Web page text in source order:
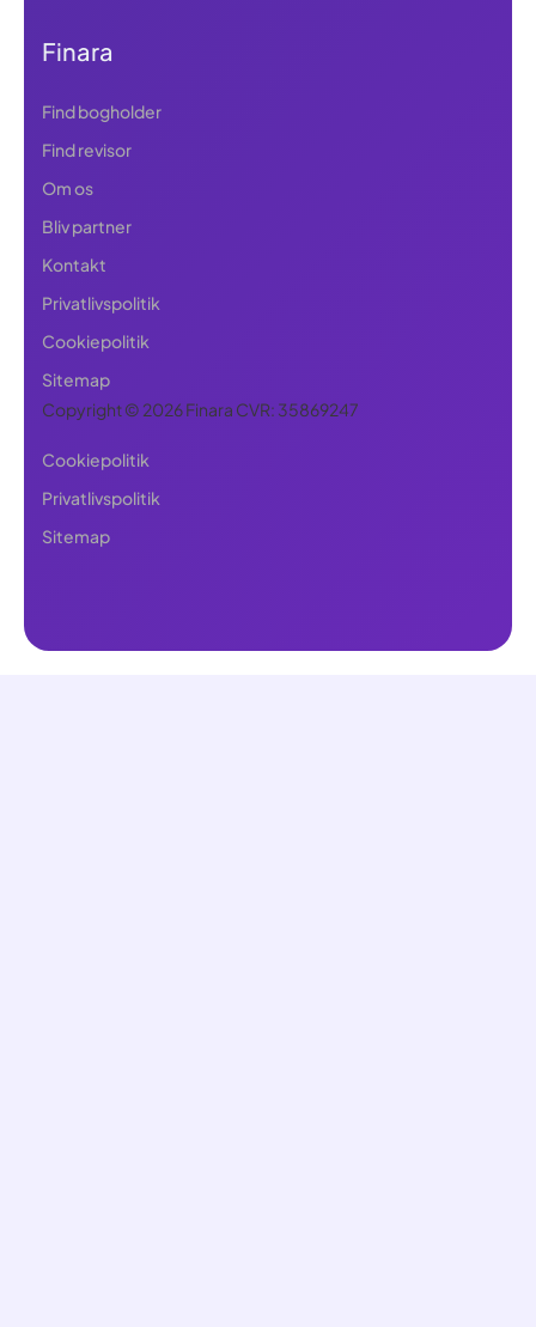
Finara
Find bogholder
Find revisor
Om os
Bliv partner
Kontakt
Privatlivspolitik
Cookiepolitik
Sitemap
Copyright © 2026 Finara CVR: 35869247
Cookiepolitik
Privatlivspolitik
Sitemap